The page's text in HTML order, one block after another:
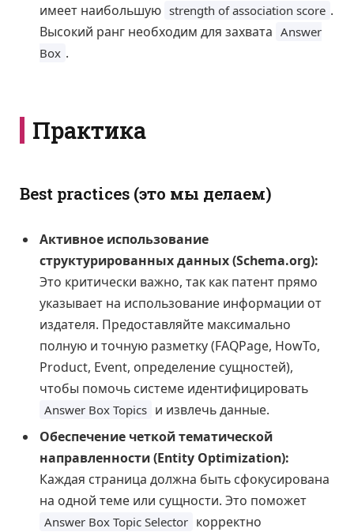
имеет наибольшую strength of association score .
Высокий ранг необходим для захвата Answer
Box .
Практика
Best practices (это мы делаем)
Активное использование
структурированных данных (Schema.org):
Это критически важно, так как патент прямо
указывает на использование информации от
издателя. Предоставляйте максимально
полную и точную разметку (FAQPage, HowTo,
Product, Event, определение сущностей),
чтобы помочь системе идентифицировать
Answer Box Topics и извлечь данные.
Обеспечение четкой тематической
направленности (Entity Optimization):
Каждая страница должна быть сфокусирована
на одной теме или сущности. Это поможет
Answer Box Topic Selector корректно